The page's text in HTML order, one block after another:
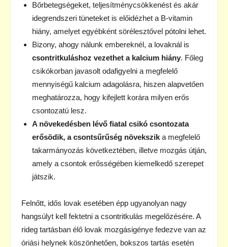
Bőrbetegségeket, teljesítménycsökkenést és akár
idegrendszeri tüneteket is előidézhet a B-vitamin
hiány, amelyet egyébként sörélesztővel pótolni lehet.
Bizony, ahogy nálunk embereknél, a lovaknál is
csontritkuláshoz vezethet a kalcium hiány. Főleg
csikókorban javasolt odafigyelni a megfelelő
mennyiségű kalcium adagolásra, hiszen alapvetően
meghatározza, hogy kifejlett korára milyen erős
csontozatú lesz.
A növekedésben lévő fiatal csikó csontozata
erősödik, a csontsűrűség növekszik a megfelelő
takarmányozás következtében, illetve mozgás útján,
amely a csontok erősségében kiemelkedő szerepet
játszik.
Felnőtt, idős lovak esetében épp ugyanolyan nagy
hangsúlyt kell fektetni a csontritkulás megelőzésére. A
rideg tartásban élő lovak mozgásigénye fedezve van az
óriási helynek köszönhetően, bokszos tartás esetén